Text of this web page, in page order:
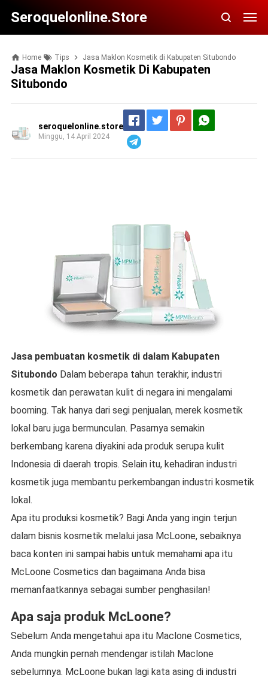
Seroquelonline.store
Home Tips Jasa Maklon Kosmetik di Kabupaten Situbondo
Jasa Maklon Kosmetik Di Kabupaten
Situbondo
seroquelonline.store
Minggu, 14 April 2024
Jasa pembuatan kosmetik di dalam Kabupaten
Situbondo Dalam beberapa tahun terakhir, industri
kosmetik dan perawatan kulit di negara ini mengalami
booming. Tak hanya dari segi penjualan, merek kosmetik
lokal baru juga bermunculan. Pasarnya semakin
berkembang karena diyakini ada produk serupa kulit
Indonesia di daerah tropis. Selain itu, kehadiran industri
kosmetik juga membantu perkembangan industri kosmetik
lokal.
Apa itu produksi kosmetik? Bagi Anda yang ingin terjun
dalam bisnis kosmetik melalui jasa McLoone, sebaiknya
baca konten ini sampai habis untuk memahami apa itu
McLoone Cosmetics dan bagaimana Anda bisa
memanfaatkannya sebagai sumber penghasilan!
Apa saja produk McLoone?
Sebelum Anda mengetahui apa itu Maclone Cosmetics,
Anda mungkin pernah mendengar istilah Maclone
sebelumnya. McLoone bukan lagi kata asing di industri